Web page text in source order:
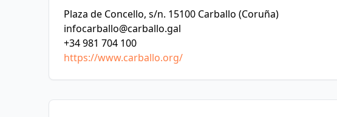
Plaza de Concello, s/n. 15100 Carballo (Coruña)
infocarballo@carballo.gal
+34 981 704 100
https://www.carballo.org/